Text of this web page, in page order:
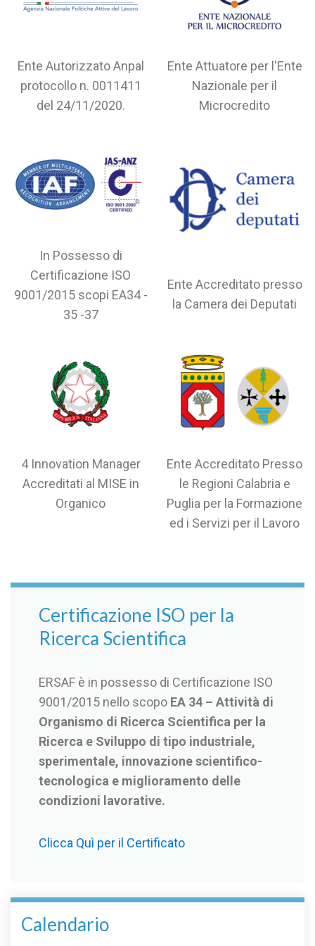
Ente Autorizzato Anpal
protocollo n. 0011411
del 24/11/2020.
Ente Attuatore per l'Ente
Nazionale per il
Microcredito
In Possesso di
Certificazione ISO
9001/2015 scopi EA34 -
35 -37
Ente Accreditato presso
la Camera dei Deputati
4 Innovation Manager
Accreditati al MISE in
Organico
Ente Accreditato Presso
le Regioni Calabria e
Puglia per la Formazione
ed i Servizi per il Lavoro
Certificazione ISO per la
Ricerca Scientifica
ERSAF è in possesso di Certificazione ISO
9001/2015 nello scopo EA 34 – Attività di
Organismo di Ricerca Scientifica per la
Ricerca e Sviluppo di tipo industriale,
sperimentale, innovazione scientifico-
tecnologica e miglioramento delle
condizioni lavorative.
Clicca Quì per il Certificato
Calendario